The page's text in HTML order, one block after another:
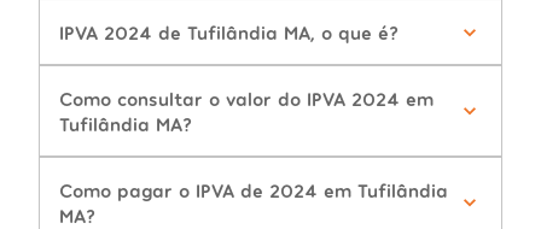
IPVA 2024 de Tufilândia MA, o que é?
Como consultar o valor do IPVA 2024 em
Tufilândia MA?
Como pagar o IPVA de 2024 em Tufilândia
MA?